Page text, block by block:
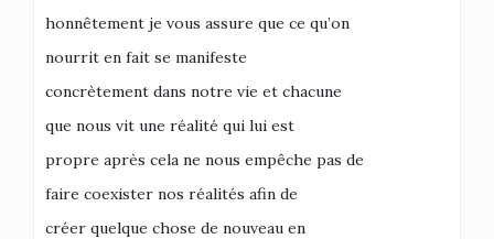
honnêtement je vous assure que ce qu’on
nourrit en fait se manifeste
concrètement dans notre vie et chacune
que nous vit une réalité qui lui est
propre après cela ne nous empêche pas de
faire coexister nos réalités afin de
créer quelque chose de nouveau en